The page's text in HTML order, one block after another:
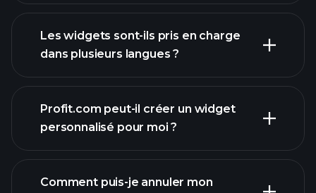
Les widgets sont-ils pris en charge
dans plusieurs langues ?
Profit.com peut-il créer un widget
personnalisé pour moi ?
contact@profit.com
Comment puis-je annuler mon